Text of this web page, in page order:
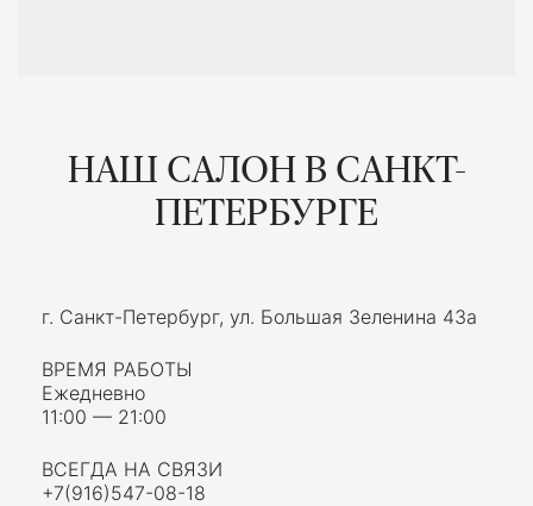
НАШ САЛОН В САНКТ-
ПЕТЕРБУРГЕ
г. Санкт-Петербург, ул. Большая Зеленина 43а
ВРЕМЯ РАБОТЫ
Ежедневно
11:00 — 21:00
ВСЕГДА НА СВЯЗИ
+7(916)547-08-18